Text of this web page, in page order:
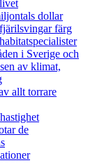
dollar
färg
i Sverige och
av klimat,
allt torrare
de